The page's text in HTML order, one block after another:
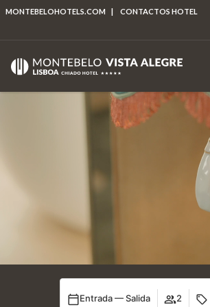
MONTEBELOHOTELS.COM | CONTACTOS HOTEL
Entrada — Salida 2